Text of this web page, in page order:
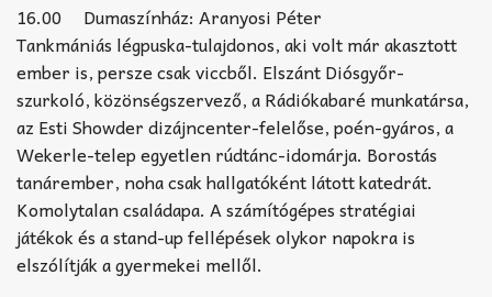
16.00 Dumaszínház: Aranyosi Péter
Tankmániás légpuska-tulajdonos, aki volt már akasztott
ember is, persze csak viccből. Elszánt Diósgyőr-
szurkoló, közönségszervező, a Rádiókabaré munkatársa,
az Esti Showder dizájncenter-felelőse, poén-gyáros, a
Wekerle-telep egyetlen rúdtánc-idomárja. Borostás
tanárember, noha csak hallgatóként látott katedrát.
Komolytalan családapa. A számítógépes stratégiai
játékok és a stand-up fellépések olykor napokra is
elszólítják a gyermekei mellől.